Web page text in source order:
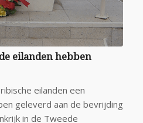
eilanden hebben
eilanden een
geleverd aan de bevrijding
in de Tweede